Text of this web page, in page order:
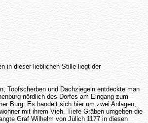
in dieser lieblichen Stille liegt der
Topfscherben und Dachziegeln entdeckte man
nördlich des Dorfes am Eingang zum
Burg. Es handelt sich hier um zwei Anlagen,
mit ihrem Vieh. Tiefe Gräben umgeben die
Graf Wilhelm von Jülich 1177 in diesen